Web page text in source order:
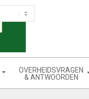
OVERHEIDSVRAGEN
& ANTWOORDEN